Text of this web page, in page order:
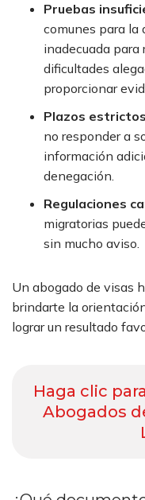
Pruebas
comunes para la
inadecuada para
dificultades
proporcionar
Plazos estrictos
no responder a
información
denegación.
Regulaciones
migratorias
sin mucho aviso.
Un abogado de visas
brindarte la
lograr un resultado
Haga clic
Abogados